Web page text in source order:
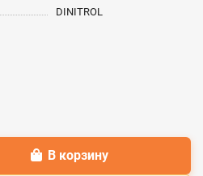
DINITROL
В корзину